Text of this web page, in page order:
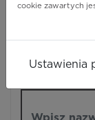
cookie zawartych
Ustawienia